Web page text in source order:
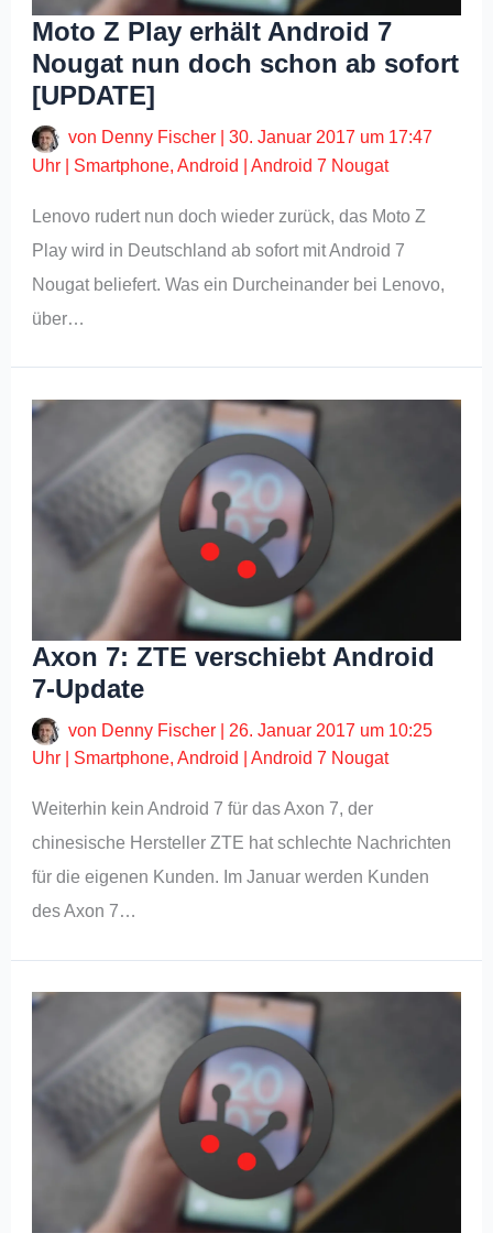
Moto Z Play erhält Android 7
Nougat nun doch schon ab sofort
[UPDATE]
von Denny Fischer |30. Januar 2017 um 17:47
Uhr
Smartphone,Android |Android 7 Nougat
Lenovo rudert nun doch wieder zurück, das Moto Z
Play wird in Deutschland ab sofort mit Android 7
Nougat beliefert. Was ein Durcheinander bei Lenovo,
über…
Axon 7: ZTE verschiebt Android
7-Update
von Denny Fischer
26. Januar 2017 um 10:25
Uhr
Smartphone,Android |Android 7 Nougat
Weiterhin kein Android 7 für das Axon 7, der
chinesische Hersteller ZTE hat schlechte Nachrichten
für die eigenen Kunden. Im Januar werden Kunden
des Axon 7…